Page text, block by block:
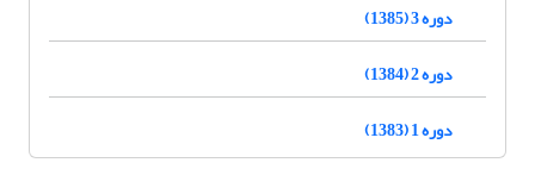
دوره 3 (1385)
دوره 2 (1384)
دوره 1 (1383)